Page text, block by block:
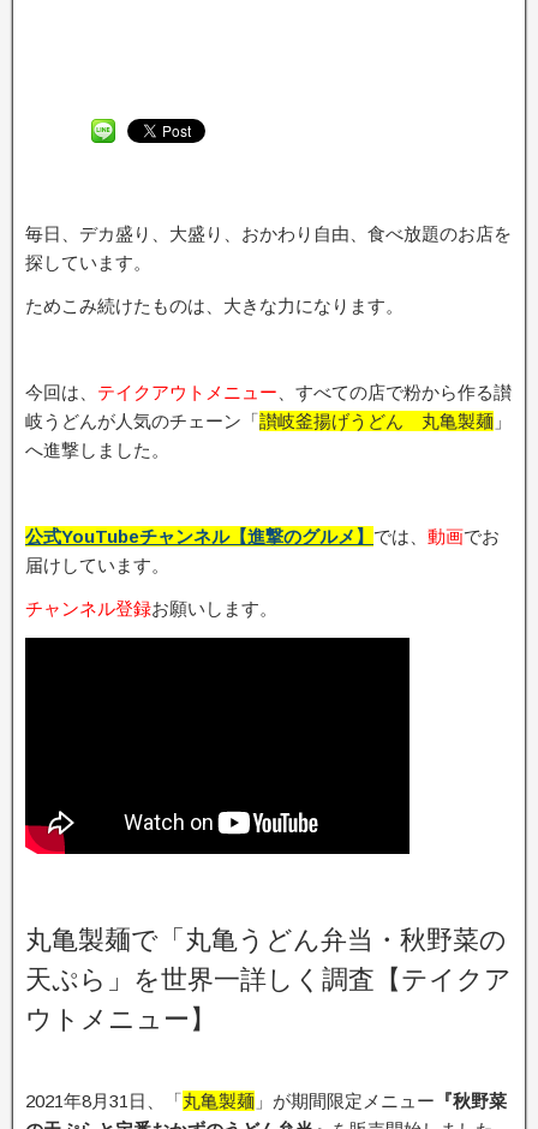
毎日、デカ盛り、大盛り、おかわり自由、食べ放題のお店を
探しています。
ためこみ続けたものは、大きな力になります。
今回は、 テイクアウトメニュー 、すべての店で粉から作る讃
岐うどんが人気のチェーン「讃岐釜揚げうどん 丸亀製麺 」
へ進撃しました。
公式YouTubeチャンネル【進撃のグルメ】 では、 動画でお
届けしています。
チャンネル登録お願いします。
丸亀製麺で「丸亀うどん弁当・秋野菜の
天ぷら」を世界一詳しく調査【テイクア
ウトメニュー】
2021年8月31日、「丸亀製麺 」が期間限定メニュー 『秋野菜